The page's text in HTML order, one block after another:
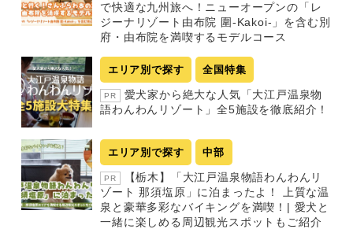
で快適な九州旅へ！ニューオープンの「レ
ジーナリゾート由布院 圍-Kakoi-」を含む別
府・由布院を満喫するモデルコース
エリア別で探す 全国特集
PR
愛犬家から絶大な人気「大江戸温泉物
語わんわんリゾート」全5施設を徹底紹介！
エリア別で探す 中部
PR
【栃木】「大江戸温泉物語わんわんリ
ゾート 那須塩原」に泊まったよ！ 上質な温
泉と豪華多彩なバイキングを満喫！| 愛犬と
一緒に楽しめる周辺観光スポットもご紹介